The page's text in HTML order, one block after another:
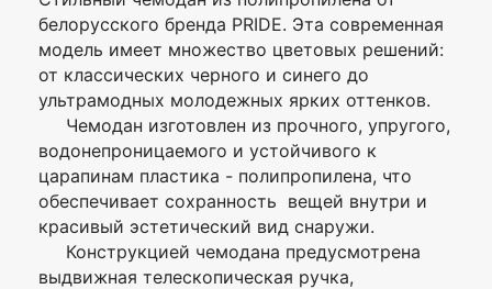
белорусского бренда PRIDE. Эта современная
модель имеет множество цветовых решений:
от классических черного и синего до
ультрамодных молодежных ярких оттенков.
Чемодан изготовлен из прочного, упругого,
водонепроницаемого и устойчивого к
царапинам пластика - полипропилена, что
обеспечивает сохранность вещей внутри и
красивый эстетический вид снаружи.
Конструкцией чемодана предусмотрена
выдвижная телескопическая ручка,
Колёса Несъёмные, 4шт.
Размеры с
колесами, см
55х35х22(+4)
Светло-розовый
Размер S (ручная кладь)
Модель PP9702
Диагональ,
дюйм
19
Ваша
оценка
Комментарий